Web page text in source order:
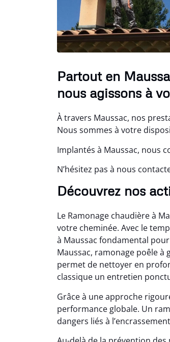
Partout en
nous agissons à
À travers Maussac, nos
Nous sommes à votre
Implantés à Maussac, nous
N’hésitez pas à nous
Découvrez nos
Le Ramonage chaudière à
votre cheminée. Avec le
à Maussac fondamental
Maussac, ramonage poêle
permet de nettoyer en
classique un entretien
Grâce à une approche
performance globale. Un
dangers liés à